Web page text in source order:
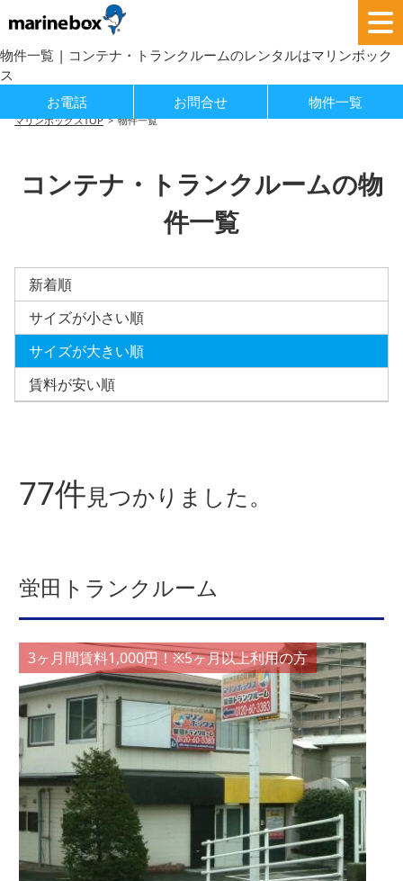
物件一覧 | コンテナ・トランクルームのレンタルはマリンボック
ス
お電話
お問合せ 物件一覧
マリンボックスTOP 物件一覧
コンテナ・トランクルームの物
件一覧
新着順
サイズが小さい順
サイズが大きい順
賃料が安い順
77件見つかりました。
蛍田トランクルーム
3ヶ月間賃料1,000円！※5ヶ月以上利用の方